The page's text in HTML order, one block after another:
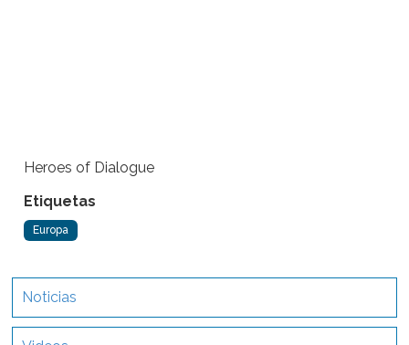
Heroes of Dialogue
Etiquetas
Europa
Noticias